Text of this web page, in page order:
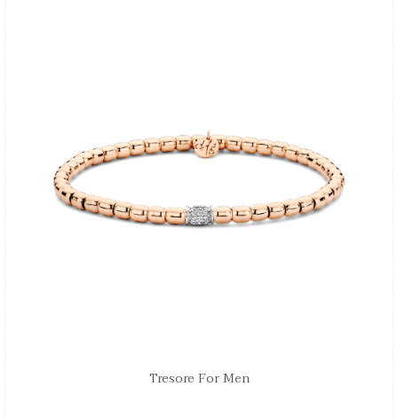
Tresore For Men